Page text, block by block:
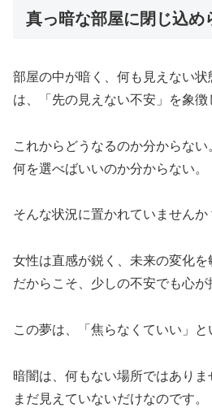
真っ暗な部屋に閉じ込め
部屋の中が暗く、何も見えない
は、「先の見えない不安」を象徴
これからどうなるのか分からない
何を選べばいいのか分からない。
そんな状況に置かれていませんか
女性は直感が鋭く、未来の変化を
だからこそ、少しの不安でも心が
この夢は、「焦らなくていい」と
暗闇は、何もない場所ではありま
まだ見えていないだけなのです。